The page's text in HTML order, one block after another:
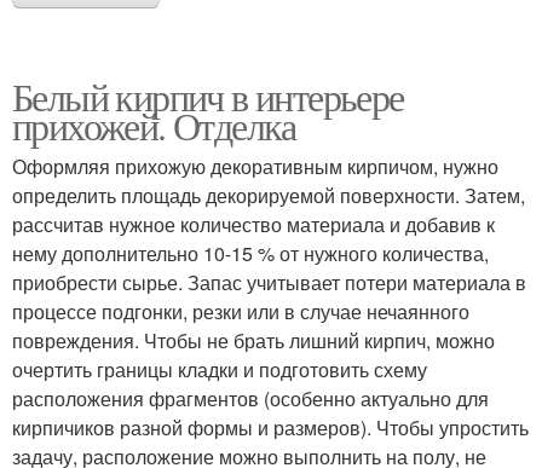
Белый кирпич в интерьере
прихожей. Отделка
Оформляя прихожую декоративным кирпичом, нужно
определить площадь декорируемой поверхности. Затем,
рассчитав нужное количество материала и добавив к
нему дополнительно 10-15 % от нужного количества,
приобрести сырье. Запас учитывает потери материала в
процессе подгонки, резки или в случае нечаянного
повреждения. Чтобы не брать лишний кирпич, можно
очертить границы кладки и подготовить схему
расположения фрагментов (особенно актуально для
кирпичиков разной формы и размеров). Чтобы упростить
задачу, расположение можно выполнить на полу, не